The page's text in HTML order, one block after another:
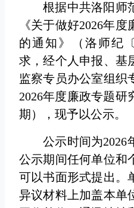
根据中共洛阳师
《关于做好2026年
的通知》（洛师纪
求，经个人申报、基
监察专员办公室组织
2026年度廉政专题研
期），现予以公示。
公示时间为2026
公示期间任何单位和
可以书面形式提出。
异议材料上加盖本单